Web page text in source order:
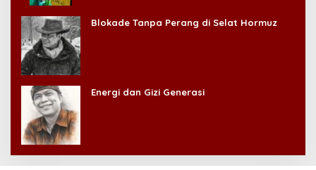
Blokade Tanpa Perang di Selat Hormuz
Energi dan Gizi Generasi